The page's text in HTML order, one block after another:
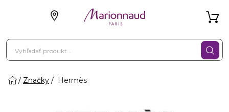
Značky Hermès